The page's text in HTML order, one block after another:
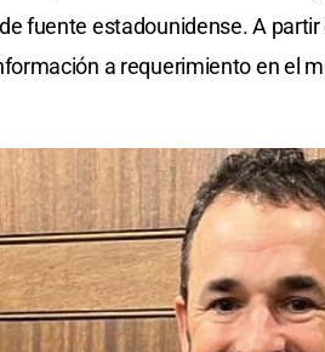
fuente estadounidense. A
a requerimiento en el